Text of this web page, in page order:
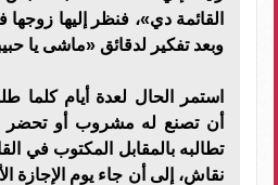
القائمة دي»، فنظر إليها زوجها
وبعد تفكير لدقائق «ماشى يا
استمر الحال لعدة أيام
أن تصنع له مشروب أو
تطالبه بالمقابل المكتوب في
نقاش، إلى أن جاء يوم الإجازة